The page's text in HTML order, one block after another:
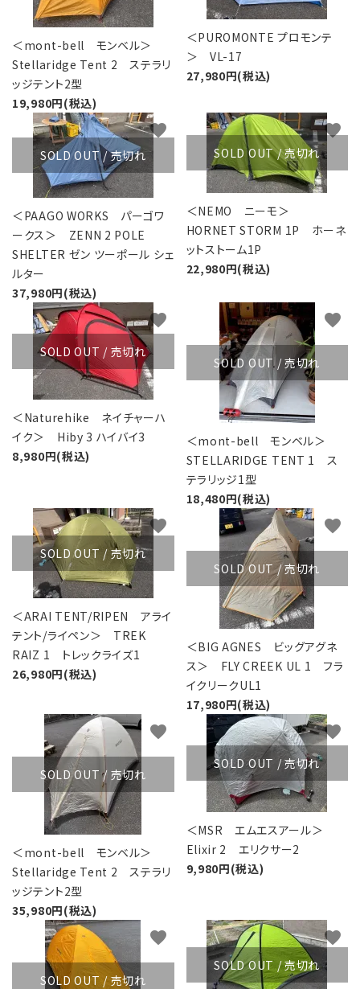
ようこそ ゲスト 様
meeting_room ログイン
＜mont-bell モンベル＞
Stellaridge Tent 2 ステラリ
ッジテント2型
19,980円(税込)
＜PUROMONTE プロモンテ
＞ VL-17
27,980円(税込)
SOLD OUT / 売切れ
＜PAAGO WORKS パーゴワ
ークス＞ ZENN 2 POLE
SHELTER ゼン ツーポール シェ
ルター
37,980円(税込)
favorite
SOLD OUT / 売切れ
＜NEMO ニーモ＞
HORNET STORM 1P ホーネ
ットストーム1P
22,980円(税込)
favorite
SOLD OUT / 売切れ
＜Naturehike ネイチャーハ
イク＞ Hiby 3 ハイバイ3
8,980円(税込)
favorite
SOLD OUT / 売切れ
＜mont-bell モンベル＞
STELLARIDGE TENT 1 ス
テラリッジ1型
18,480円(税込)
favorite
SOLD OUT / 売切れ
＜ARAI TENT/RIPEN アライ
テント/ライペン＞ TREK
RAIZ 1 トレックライズ1
26,980円(税込)
favorite
SOLD OUT / 売切れ
＜BIG AGNES ビッグアグネ
ス＞ FLY CREEK UL 1 フラ
イクリークUL1
17,980円(税込)
favorite
SOLD OUT / 売切れ
＜mont-bell モンベル＞
Stellaridge Tent 2 ステラリ
ッジテント2型
35,980円(税込)
favorite
SOLD OUT / 売切れ
＜MSR エムエスアール＞
Elixir 2 エリクサー2
9,980円(税込)
favorite
SOLD OUT / 売切れ
favorite
SOLD OUT / 売切れ
favorite